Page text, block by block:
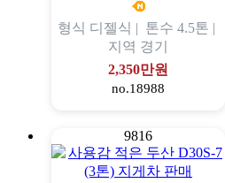
형식 디젤식 | 톤수 4.5톤 |
지역 경기
2,350만원
no.18988
9816